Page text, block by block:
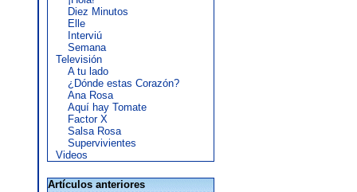
Diez Minutos
Elle
Interviú
Semana
Televisión
A tu lado
¿Dónde estas Corazón?
Ana Rosa
Aquí hay Tomate
Factor X
Salsa Rosa
Supervivientes
Videos
Artículos anteriores